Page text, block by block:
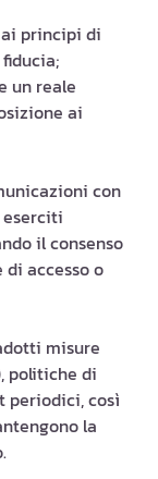
principi di
un reale
ai
con
il consenso
accesso o
misure
politiche di
periodici, così
la